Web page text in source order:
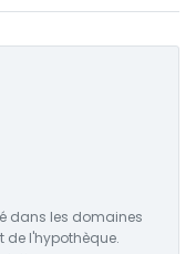
dans les domaines
de l'hypothèque.